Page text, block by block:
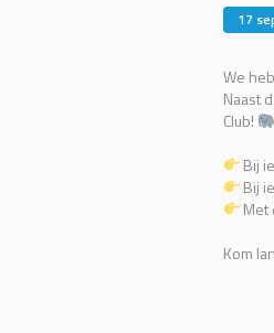
17
We
Naast
Club!
Bij
Bij
Met
Kom